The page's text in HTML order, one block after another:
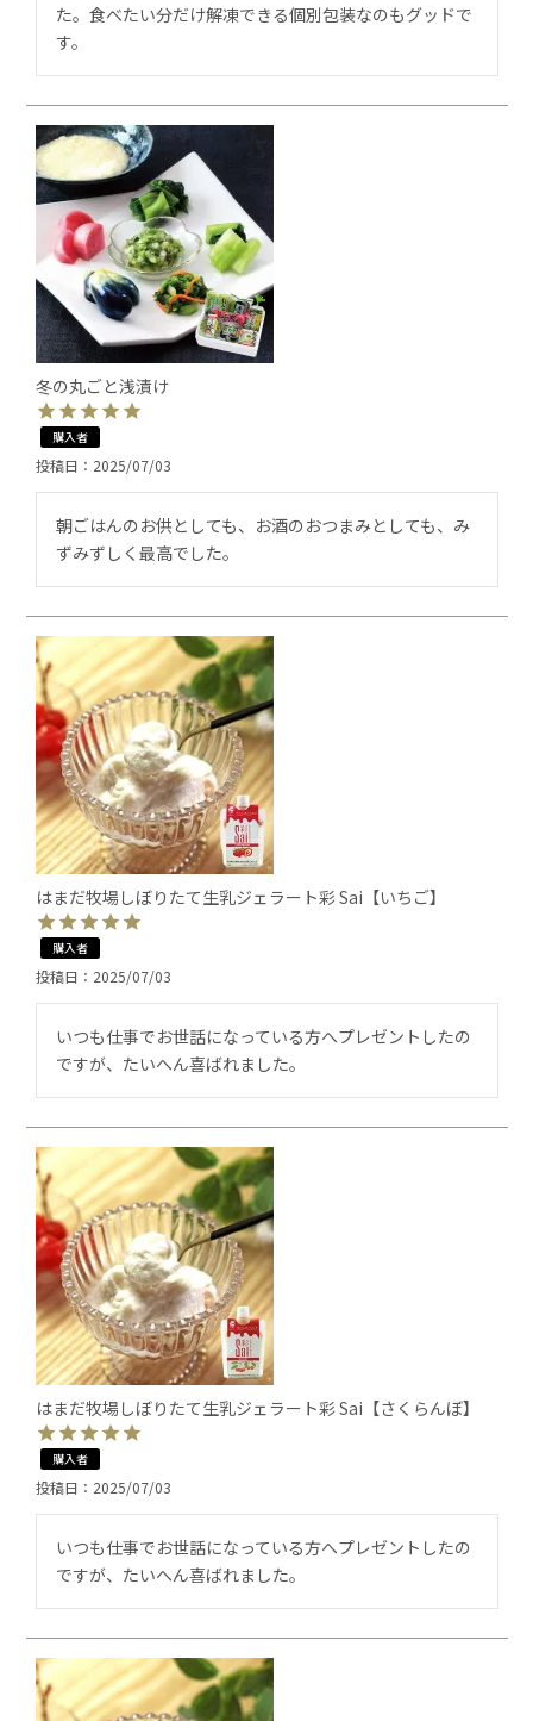
た。食べたい分だけ解凍できる個別包装なのもグッドで
す。
冬の丸ごと浅漬け
購入者
投稿日 2025/07/03
朝ごはんのお供としても、お酒のおつまみとしても、み
ずみずしく最高でした。
はまだ牧場しぼりたて生乳ジェラート彩 Sai【いちご】
購入者
投稿日 2025/07/03
いつも仕事でお世話になっている方へプレゼントしたの
ですが、たいへん喜ばれました。
はまだ牧場しぼりたて生乳ジェラート彩 Sai【さくらんぼ】
購入者
投稿日 2025/07/03
いつも仕事でお世話になっている方へプレゼントしたの
ですが、たいへん喜ばれました。